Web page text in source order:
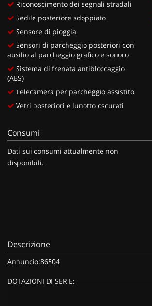
Riconoscimento dei segnali stradali
Sedile posteriore sdoppiato
Sensore di pioggia
Sensori di parcheggio posteriori con
ausilio al parcheggio grafico e sonoro
Sistema di frenata antibloccaggio
(ABS)
Telecamera per parcheggio assistito
Vetri posteriori e lunotto oscurati
Consumi
Dati sui consumi attualmente non
disponibili.
Descrizione
Annuncio:86504
DOTAZIONI DI SERIE: